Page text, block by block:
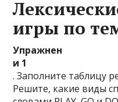
игры по
Упражнен
и 1
. Заполните таблицу
Решите, какие виды